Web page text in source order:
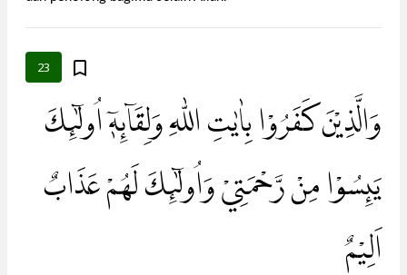
23
وَالَّذِيْنَ كَفَرُوْا بِاٰيٰتِ اللّٰهِ وَلِقَاۤىِٕهٖٓ اُولٰۤىِٕكَ
يَىِٕسُوْا مِنْ رَّحْمَتِيْ وَاُولٰۤىِٕكَ لَهُمْ عَذَابٌ
اَلِيْمٌ